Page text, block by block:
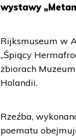
wystawy
Rijksmuseum w
„Śpiący
zbiorach
Holandii.
Rzeźba,
poematu